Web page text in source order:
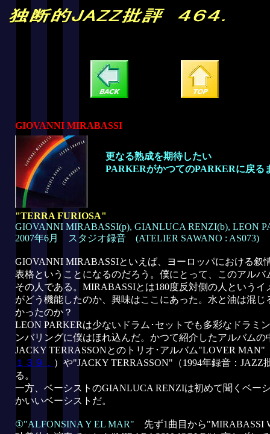
GIOVANNI MIRABASSI
更なる熟成を期待したい
PARKERがかつてのPARKERに戻る
"TERRA FURIOSA"
GIOVANNI MIRABASSI(p), GIANLUCA RENZI(b), LEON
2007年6月 スタジオ録音 (ATELIER SAWANO : AS073)
GIOVANNI MIRABASSIといえば、ヨーロッパにおける叙
表格ということになるのだろう。僕にとって、このアルバ
その人である。MIRABASSIとは180度反対側の人という
がどう機能したのか、興味はここにあった。水と油は混
かったのか？
LEON PARKERは少ないドラム･セットでも多彩なドラミ
ンバリングに僕はほれ込んだ。かつて紹介したアルバム
JACKY TERRASSONとのトリオ･アルバム"LOVER
１３９． ）や"JACKY TERRASSON"（1994年録音：
る。
一方、ベーシストのGIANLUCA RENZIは初めて聞くベー
かいいベーシストだ。
①"ALFONSINA Y EL MAR" 先ず1曲目から"MIRABASSI